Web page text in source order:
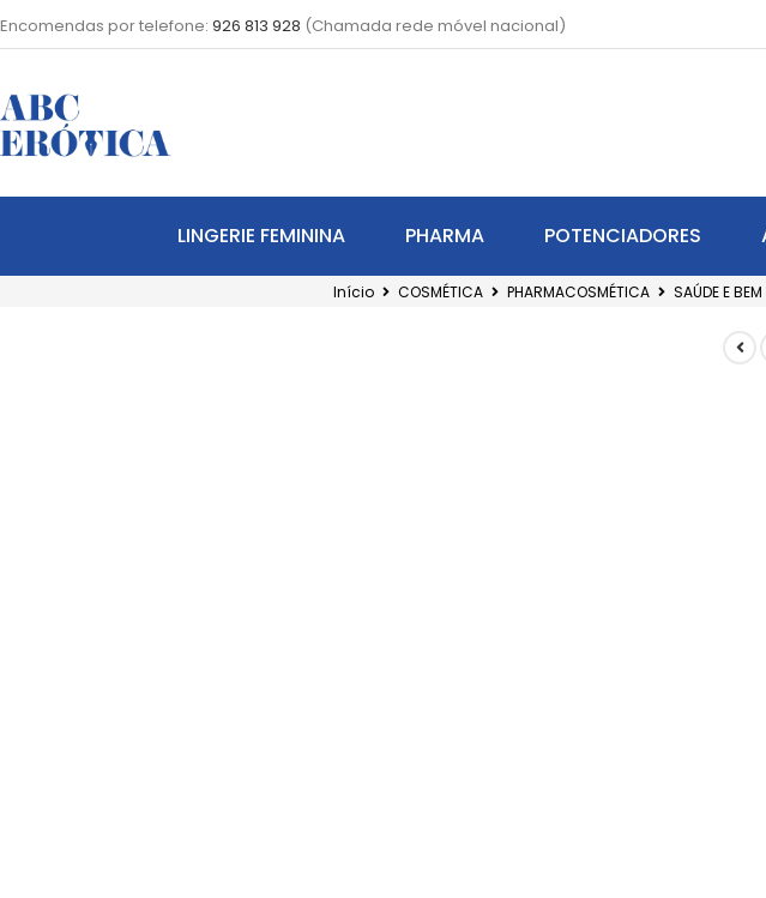
Encomendas por telefone: 926 813 928 (Chamada rede móvel nacional)
LINGERIE FEMININA PHARMA POTENCIADORES
Início COSMÉTICA PHARMACOSMÉTICA SAÚDE E